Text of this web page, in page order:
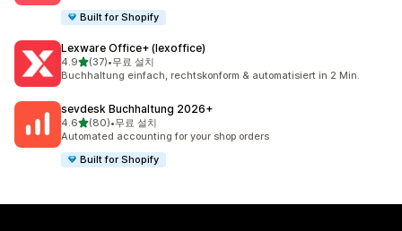
Built for Shopify
Lexware Office+ (lexoffice)
4.9별 5개 중
(37)
총 리뷰 37개
•무료 설치
Buchhaltung einfach, rechtskonform & automatisiert in 2 Min.
sevdesk Buchhaltung 2026+
4.6별 5개 중
(80)
총 리뷰 80개
•무료 설치
Automated accounting for your shop orders
Built for Shopify